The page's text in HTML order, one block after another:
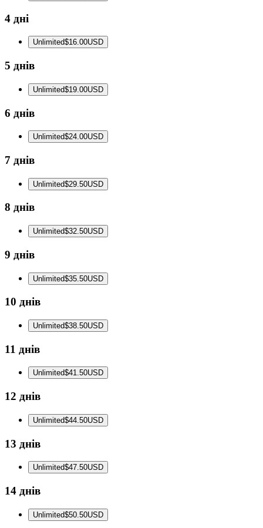
4 дні
Unlimited$16.00USD
5 днів
Unlimited$19.00USD
6 днів
Unlimited$24.00USD
7 днів
Unlimited$29.50USD
8 днів
Unlimited$32.50USD
9 днів
Unlimited$35.50USD
10 днів
Unlimited$38.50USD
11 днів
Unlimited$41.50USD
12 днів
Unlimited$44.50USD
13 днів
Unlimited$47.50USD
14 днів
Unlimited$50.50USD